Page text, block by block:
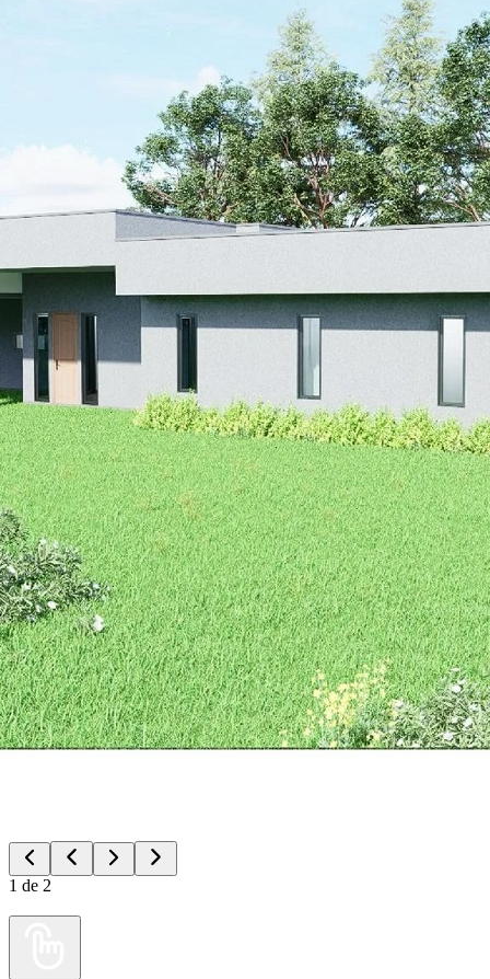
1 de 2